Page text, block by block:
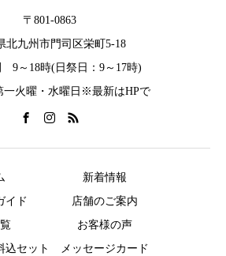
〒801-0863
北九州市門司区栄町5-18
9～18時(日祭日：9～17時)
火曜・水曜日※最新はHPで
新着情報
イド
店舗のご案内
お客様の声
込セット
メッセージカード